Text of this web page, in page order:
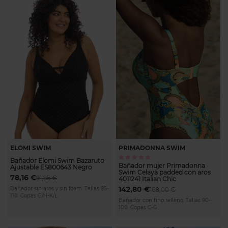
¡Encuentra tu bikini perfecto y atrévete a probar algo nuevo y
diferente!
ELOMI SWIM
Bañador Elomi Swim Bazaruto
Ajustable ES800643 Negro
91,95 €
78,16 €
Bañador sin aros y sin foam. Tallas 95-
110. Copas G/H-K/L
PRIMADONNA SWIM
100%
Bañador mujer Primadonna
Swim Celaya padded con aros
4011241 Italian Chic
168,00 €
142,80 €
Bañador con fino relleno. Tallas 90-
100. Copas C-G.